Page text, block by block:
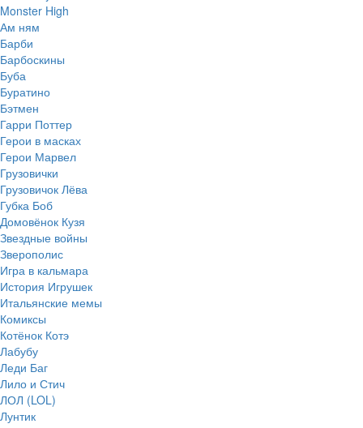
Monster High
Ам ням
Барби
Барбоскины
Буба
Буратино
Бэтмен
Гарри Поттер
Герои в масках
Герои Марвел
Грузовички
Грузовичок Лёва
Губка Боб
Домовёнок Кузя
Звездные войны
Зверополис
Игра в кальмара
История Игрушек
Итальянские мемы
Комиксы
Котёнок Котэ
Лабубу
Леди Баг
Лило и Стич
ЛОЛ (LOL)
Лунтик